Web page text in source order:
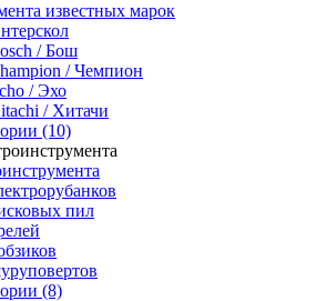
известных марок
/ Бош
/ Чемпион
/ Эхо
/ Хитачи
(10)
пил
(8)